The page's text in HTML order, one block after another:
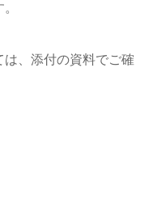
、添付の資料でご確